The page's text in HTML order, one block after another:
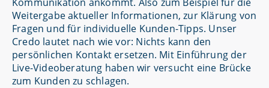
Weitergabe aktueller Informationen, zur Klärung von
Fragen und für individuelle Kunden-Tipps. Unser
Credo lautet nach wie vor: Nichts kann den
persönlichen Kontakt ersetzen. Mit Einführung der
Live-Videoberatung haben wir versucht eine Brücke
zum Kunden zu schlagen.